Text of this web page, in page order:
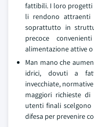
fattibili. I loro progetti
li rendono attraenti
soprattutto in
precoce
alimentazione attive
Man mano che
idrici, dovuti a
invecchiate,
maggiori richieste di
utenti finali
difesa per prevenire